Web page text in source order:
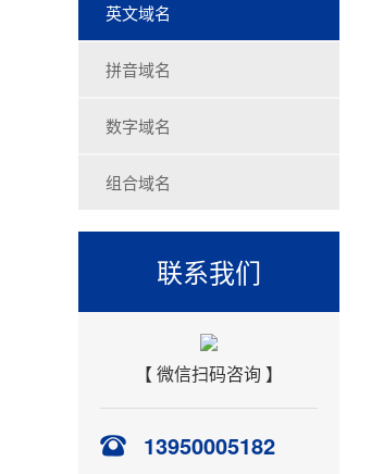
英文域名
拼音域名
数字域名
组合域名
联系我们
【 微信扫码咨询 】
13950005182